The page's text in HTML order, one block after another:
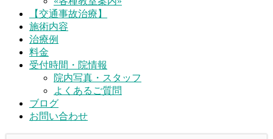
【交通事故治療】
施術内容
治療例
料金
受付時間・院情報
院内写真・スタッフ
よくあるご質問
ブログ
お問い合わせ